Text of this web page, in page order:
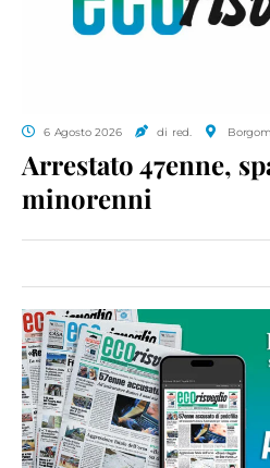
6 Agosto 2026 di red.
Arrestato 47enne,
minorenni